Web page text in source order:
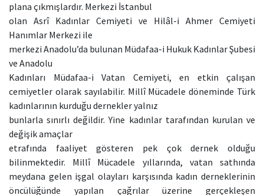
plana çıkmışlardır. Merkezi İstanbul
olan Asrî Kadınlar Cemiyeti ve Hilâl-i Ahmer Cemiyeti
Hanımlar Merkezi ile
merkezi Anadolu’da bulunan Müdafaa-i Hukuk Kadınlar Şubesi
ve Anadolu
Kadınları Müdafaa-i Vatan Cemiyeti, en etkin çalışan
cemiyetler olarak sayılabilir. Millî Mücadele döneminde Türk
kadınlarının kurduğu dernekler yalnız
bunlarla sınırlı değildir. Yine kadınlar tarafından kurulan ve
değişik amaçlar
etrafında faaliyet gösteren pek çok dernek olduğu
bilinmektedir. Millî Mücadele yıllarında, vatan sathında
meydana gelen işgal olayları karşısında kadın derneklerinin
öncülüğünde yapılan çağrılar üzerine gerçekleşen